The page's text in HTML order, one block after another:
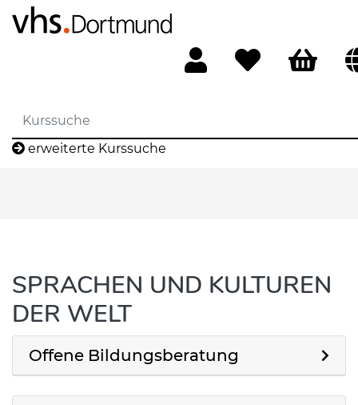
erweiterte Kurssuche
SPRACHEN UND KULTUREN
DER WELT
Offene Bildungsberatung